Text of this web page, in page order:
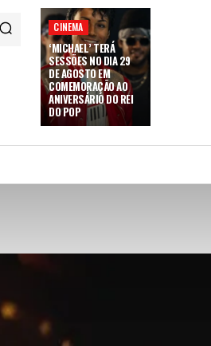
CINEMA
‘MICHAEL’ TERÁ
SESSÕES NO DIA 29
DE AGOSTO EM
COMEMORAÇÃO AO
ANIVERSÁRIO DO REI
DO POP